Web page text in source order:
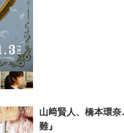
山﨑賢人、橋本環
難』